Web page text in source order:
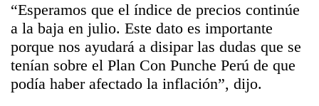
“Esperamos que el índice de precios continúe
a la baja en julio. Este dato es importante
porque nos ayudará a disipar las dudas que se
tenían sobre el Plan Con Punche Perú de que
podía haber afectado la inflación”, dijo.